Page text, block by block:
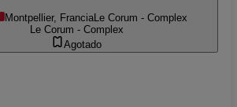
Montpellier, FranciaLe Corum - Complex
Le Corum - Complex
Agotado